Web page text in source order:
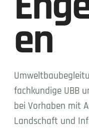
en
fachkundige UBB
bei Vorhaben mit
Landschaft und